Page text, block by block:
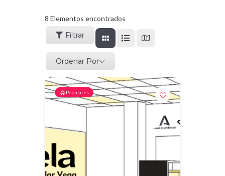
8 Elementos encontrados
Filtrar
Ordenar Por
Populares